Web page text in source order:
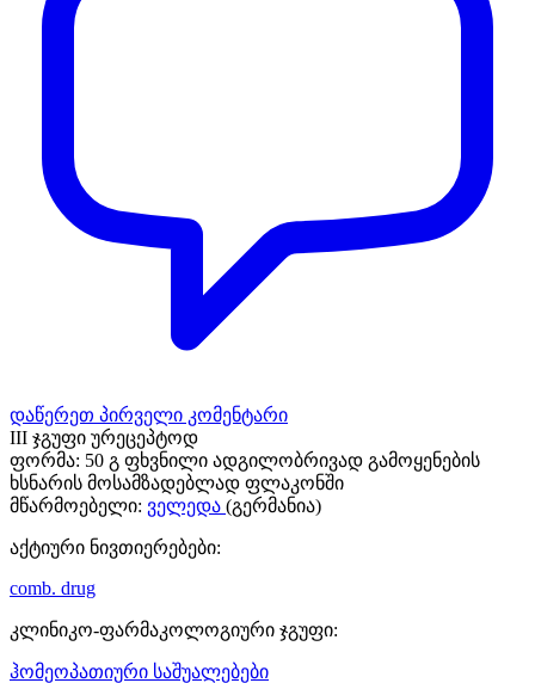
დაწერეთ პირველი კომენტარი
III ჯგუფი ურეცეპტოდ
ფორმა: 50 გ ფხვნილი ადგილობრივად გამოყენების
ხსნარის მოსამზადებლად ფლაკონში
მწარმოებელი: ველედა (გერმანია)
აქტიური ნივთიერებები:
comb. drug
კლინიკო-ფარმაკოლოგიური ჯგუფი:
ჰომეოპათიური საშუალებები